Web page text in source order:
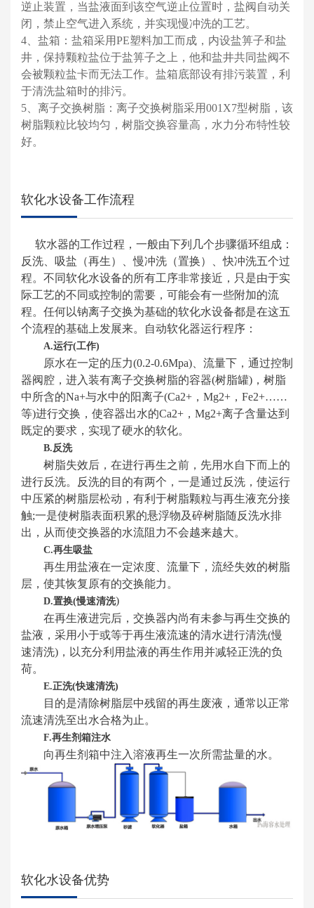
逆止装置，当盐液面到该空气逆止位置时，盐阀自动关
闭，禁止空气进入系统，并实现慢冲洗的工艺。
4、盐箱：盐箱采用PE塑料加工而成，内设盐箅子和盐
井，保持颗粒盐位于盐箅子之上，他和盐井共同盐阀不
会被颗粒盐卡而无法工作。盐箱底部设有排污装置，利
于清洗盐箱时的排污。
5、离子交换树脂：离子交换树脂采用001X7型树脂，该
树脂颗粒比较均匀，树脂交换容量高，水力分布特性较
好。
软化水设备工作流程
软水器的工作过程，一般由下列几个步骤循环组成：
反洗、吸盐（再生）、慢冲洗（置换）、快冲洗五个过
程。不同软化水设备的所有工序非常接近，只是由于实
际工艺的不同或控制的需要，可能会有一些附加的流
程。任何以钠离子交换为基础的软化水设备都是在这五
个流程的基础上发展来。自动软化器运行程序：
A.运行(工作)
原水在一定的压力(0.2-0.6Mpa)、流量下，通过控制
器阀腔，进入装有离子交换树脂的容器(树脂罐)，树脂
中所含的Na+与水中的阳离子(Ca2+，Mg2+，Fe2+……
等)进行交换，使容器出水的Ca2+，Mg2+离子含量达到
既定的要求，实现了硬水的软化。
B.反洗
树脂失效后，在进行再生之前，先用水自下而上的
进行反洗。反洗的目的有两个，一是通过反洗，使运行
中压紧的树脂层松动，有利于树脂颗粒与再生液充分接
触;一是使树脂表面积累的悬浮物及碎树脂随反洗水排
出，从而使交换器的水流阻力不会越来越大。
C.再生吸盐
再生用盐液在一定浓度、流量下，流经失效的树脂
层，使其恢复原有的交换能力。
D.置换(慢速清洗)
在再生液进完后，交换器内尚有未参与再生交换的
盐液，采用小于或等于再生液流速的清水进行清洗(慢
速清洗)，以充分利用盐液的再生作用并减轻正洗的负
荷。
E.正洗(快速清洗)
目的是清除树脂层中残留的再生废液，通常以正常
流速清洗至出水合格为止。
F.再生剂箱注水
向再生剂箱中注入溶液再生一次所需盐量的水。
软化水设备优势